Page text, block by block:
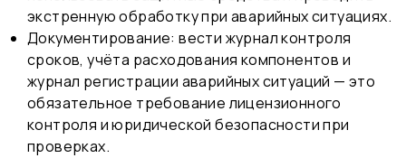
экстренную обработку при аварийных ситуациях.
Документирование: вести журнал контроля
сроков, учёта расходования компонентов и
журнал регистрации аварийных ситуаций — это
обязательное требование лицензионного
контроля и юридической безопасности при
проверках.